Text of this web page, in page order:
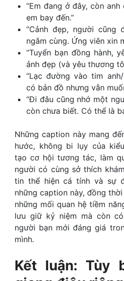
“Em đang ở đây, còn
em bay đến.”
“Cảnh đẹp, người
ngắm cùng. Ứng viên xin
“Tuyển bạn đồng hành,
ảnh đẹp (và yêu thương
“Lạc đường vào tim
có bản đồ nhưng vẫn
“Đi đâu cũng nhớ một
còn chưa biết. Có thể là
Những caption này mang
hước, không bi lụy của
tạo cơ hội tương tác, làm
người có cùng sở thích
tin thể hiện cá tính và sự
những caption này, đồng
những mối quan hệ tiềm
lưu giữ kỷ niệm mà còn
người bạn mới đáng giá
mình.
Kết luận: Tùy